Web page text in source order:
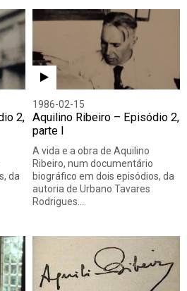
2,
da
1986-02-15
Aquilino Ribeiro – Episódio 2,
parte I
A vida e a obra de Aquilino
Ribeiro, num documentário
biográfico em dois episódios, da
autoria de Urbano Tavares
Rodrigues.…